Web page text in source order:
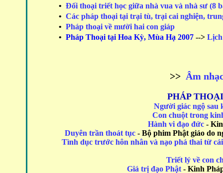
• Đối thoại triết học giữa nhà vua và nhà sư (8
• Các pháp thoại tại trại tù, trại cai nghiện,
• Pháp thoại về mười hai con giáp
• Pháp Thoại tại Hoa Kỳ, Mùa Hạ 2007 --> Lịch
>> Âm
PHÁP
Người giác ngộ sau
Con chuột trong
Hành vi đạo đức -
Duyên trần thoát tục - Bộ phim Phật giáo do
Tình dục trước hôn nhân và nạo phá thai từ
Triết lý về con
Giá trị đạo Phật- Kinh